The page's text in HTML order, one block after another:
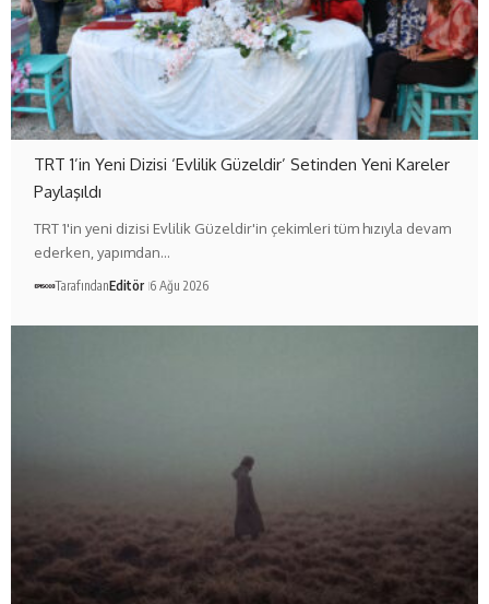
TRT 1’in Yeni Dizisi ‘Evlilik Güzeldir’ Setinden Yeni Kareler
Paylaşıldı
TRT 1'in yeni dizisi Evlilik Güzeldir'in çekimleri tüm hızıyla devam
ederken, yapımdan…
TarafındanEditör 6 Ağu 2026